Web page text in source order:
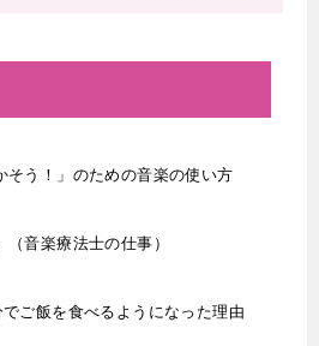
そう！」のための音楽の使い方
音楽療法士の仕事）
ご飯を食べるようになった理由